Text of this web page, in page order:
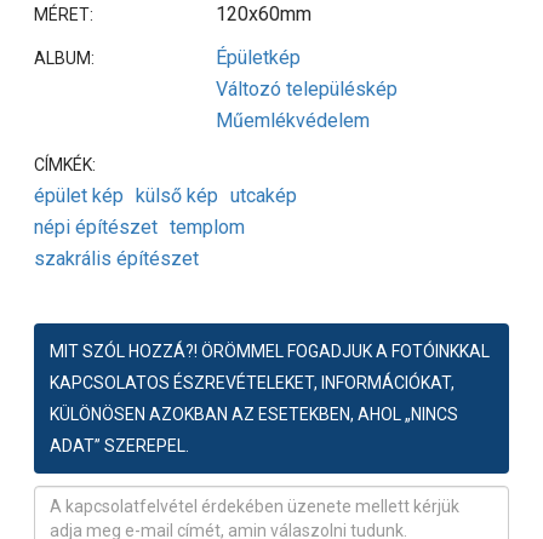
MÉRET: 120x60mm
ALBUM:
Épületkép
Változó településkép
Műemlékvédelem
CÍMKÉK:
épület kép külső kép utcakép
népi építészet templom
szakrális építészet
MIT SZÓL HOZZÁ?! ÖRÖMMEL FOGADJUK A FOTÓINKKAL
KAPCSOLATOS ÉSZREVÉTELEKET, INFORMÁCIÓKAT,
KÜLÖNÖSEN AZOKBAN AZ ESETEKBEN, AHOL „NINCS
ADAT” SZEREPEL.